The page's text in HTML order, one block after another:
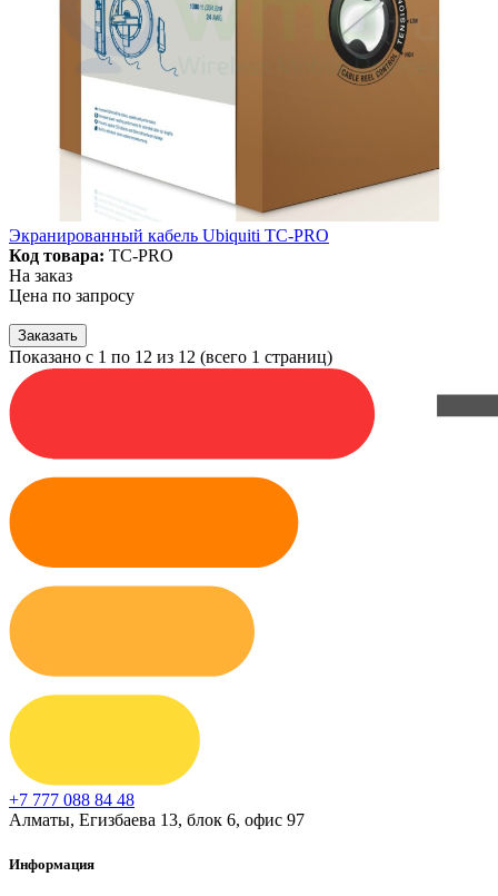
Экранированный кабель Ubiquiti TC-PRO
Код товара: TC-PRO
На заказ
Цена по запросу
Заказать
Показано с 1 по 12 из 12 (всего 1 страниц)
+7 777 088 84 48
Алматы, Егизбаева 13, блок 6, офис 97
Информация